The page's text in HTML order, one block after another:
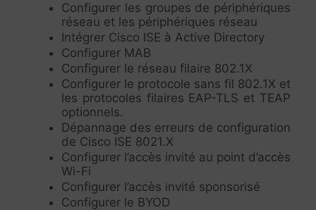
Configurer les groupes de périphériques
réseau et les périphériques réseau
Intégrer Cisco ISE à Active Directory
Configurer MAB
Configurer le réseau filaire 802.1X
Configurer le protocole sans fil 802.1X et
les protocoles filaires EAP-TLS et TEAP
optionnels.
Dépannage des erreurs de configuration
de Cisco ISE 8021.X
Configurer l’accès invité au point d’accès
Wi-Fi
Configurer l’accès invité sponsorisé
Configurer le BYOD